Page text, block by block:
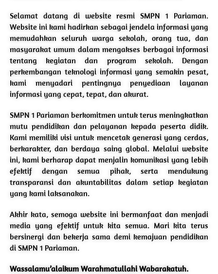
Selamat datang di website resmi SMPN 1 Pariaman.
Website ini kami hadirkan sebagai jendela informasi yang
memudahkan seluruh warga sekolah, orang tua, dan
masyarakat umum dalam mengakses berbagai informasi
tentang kegiatan dan program sekolah. Dengan
perkembangan teknologi informasi yang semakin pesat,
kami menyadari pentingnya penyediaan layanan
informasi yang cepat, tepat, dan akurat.
SMPN 1 Pariaman berkomitmen untuk terus meningkatkan
mutu pendidikan dan pelayanan kepada peserta didik.
Kami memiliki visi untuk mencetak generasi yang cerdas,
berkarakter, dan berdaya saing global. Melalui website
ini, kami berharap dapat menjalin komunikasi yang lebih
efektif dengan semua pihak, serta mendukung
transparansi dan akuntabilitas dalam setiap kegiatan
yang kami laksanakan.
Akhir kata, semoga website ini bermanfaat dan menjadi
media yang efektif untuk kita semua. Mari kita terus
bersinergi dan bekerja sama demi kemajuan pendidikan
di SMPN 1 Pariaman.
Wassalamu’alaikum Warahmatullahi Wabarakatuh.